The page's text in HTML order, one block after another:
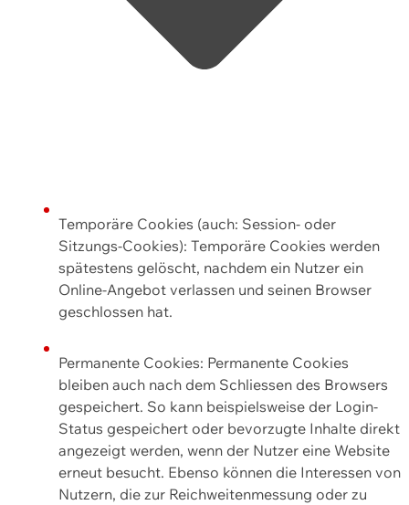
Temporäre Cookies (auch: Session- oder
Sitzungs-Cookies): Temporäre Cookies werden
spätestens gelöscht, nachdem ein Nutzer ein
Online-Angebot verlassen und seinen Browser
geschlossen hat.
Permanente Cookies: Permanente Cookies
bleiben auch nach dem Schliessen des Browsers
gespeichert. So kann beispielsweise der Login-
Status gespeichert oder bevorzugte Inhalte direkt
angezeigt werden, wenn der Nutzer eine Website
erneut besucht. Ebenso können die Interessen von
Nutzern, die zur Reichweitenmessung oder zu